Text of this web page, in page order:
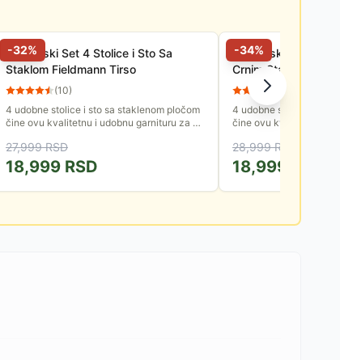
-32%
Baštenski Set 4 Stolice i Sto Sa
Staklom Fieldmann Tirso
(10)
4 udobne stolice i sto sa staklenom pločom
čine ovu kvalitetnu i udobnu garnituru za 4
nebom ili uživanje u...
27,999RSD
18,999 RSD
-34%
Baštenski Komplet
Crnim Staklom
13
4 udobne stolice i sto
čine ovu kvalitetnu i
nebom ili uživanje u...
28,999RSD
18,999